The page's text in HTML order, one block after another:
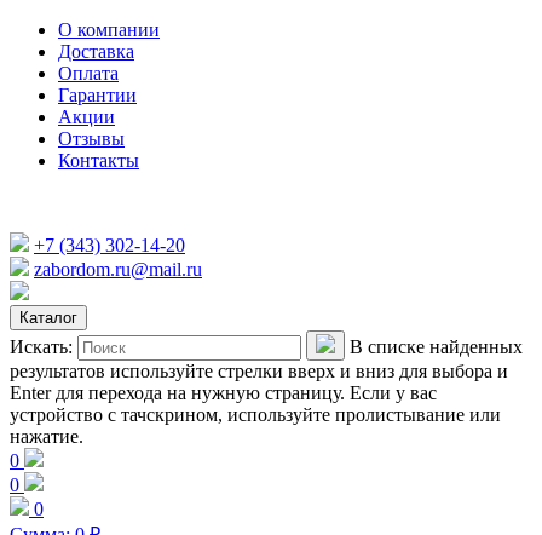
О компании
Доставка
Оплата
Гарантии
Акции
Отзывы
Контакты
+7 (343) 302-14-20
zabordom.ru@mail.ru
Каталог
Искать:
В списке найденных
результатов используйте стрелки вверх и вниз для выбора и
Enter для перехода на нужную страницу. Если у вас
устройство с тачскрином, используйте пролистывание или
нажатие.
0
0
0